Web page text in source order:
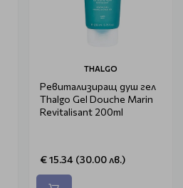
THALGO
Ревитализиращ душ гел
Thalgo Gel Douche Marin
Revitalisant 200ml
€ 15.34 (30.00 лв.)